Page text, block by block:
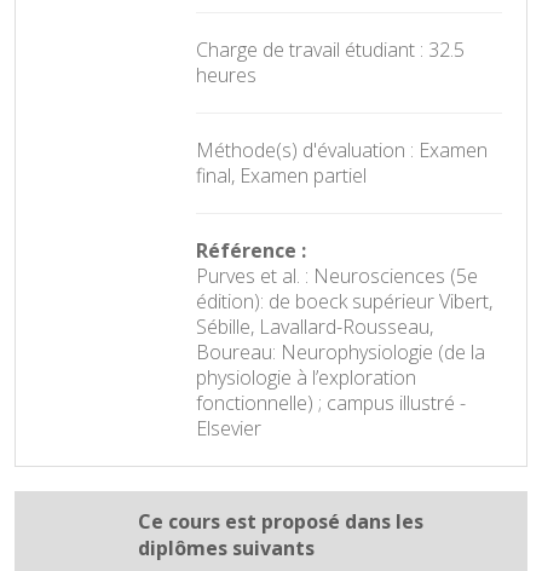
Charge de travail étudiant : 32.5
heures
Méthode(s) d'évaluation : Examen
final, Examen partiel
Référence :
Purves et al. : Neurosciences (5e
édition): de boeck supérieur Vibert,
Sébille, Lavallard-Rousseau,
Boureau: Neurophysiologie (de la
physiologie à l’exploration
fonctionnelle) ; campus illustré -
Elsevier
Ce cours est proposé dans les
diplômes suivants